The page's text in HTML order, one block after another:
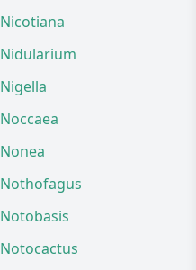
Nicotiana
Nidularium
Nigella
Noccaea
Nonea
Nothofagus
Notobasis
Notocactus